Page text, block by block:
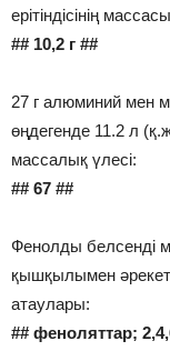
ерітіндісінің
## 10,2 г ##
27 г алюминий мен
өңдегенде 11.2 л
массалық үлесі:
## 67 ##
Фенолды белсенді
қышқылымен
атаулары:
## феноляттар;